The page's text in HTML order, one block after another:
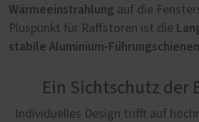
Wärmeeinstrahlung auf die
Pluspunkt für Raffstoren ist die
stabile Aluminium-
Ein Sichtschutz der
Individuelles Design trifft auf